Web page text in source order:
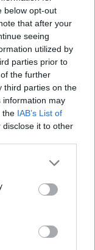
below opt-out
that after your
seeing
utilized by
parties prior to
the further
third parties on the
information may
the IAB’s List of
it to other
και επέκταση
Εγκαίνια από
Εγκαίνια
τον Υπουργό